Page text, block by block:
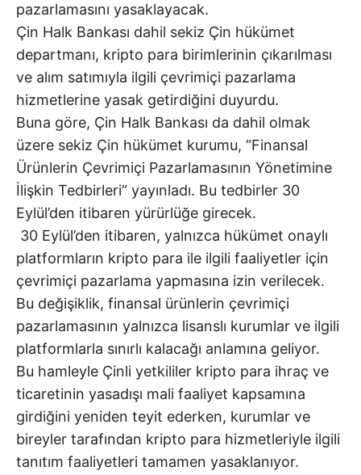
pazarlamasını yasaklayacak.
Çin Halk Bankası dahil sekiz Çin hükümet
departmanı, kripto para birimlerinin çıkarılması
ve alım satımıyla ilgili çevrimiçi pazarlama
hizmetlerine yasak getirdiğini duyurdu.
Buna göre, Çin Halk Bankası da dahil olmak
üzere sekiz Çin hükümet kurumu, “Finansal
Ürünlerin Çevrimiçi Pazarlamasının Yönetimine
İlişkin Tedbirleri” yayınladı. Bu tedbirler 30
Eylül’den itibaren yürürlüğe girecek.
30 Eylül’den itibaren, yalnızca hükümet onaylı
platformların kripto para ile ilgili faaliyetler için
çevrimiçi pazarlama yapmasına izin verilecek.
Bu değişiklik, finansal ürünlerin çevrimiçi
pazarlamasının yalnızca lisanslı kurumlar ve ilgili
platformlarla sınırlı kalacağı anlamına geliyor.
Bu hamleyle Çinli yetkililer kripto para ihraç ve
ticaretinin yasadışı mali faaliyet kapsamına
girdiğini yeniden teyit ederken, kurumlar ve
bireyler tarafından kripto para hizmetleriyle ilgili
tanıtım faaliyetleri tamamen yasaklanıyor.